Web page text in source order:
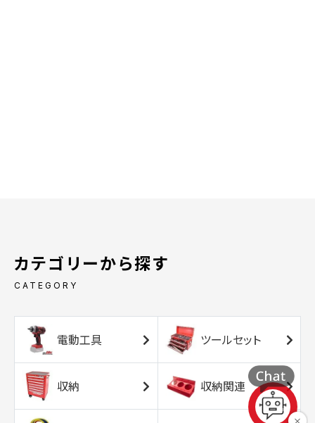
カテゴリーから探す
CATEGORY
電動工具 ツールセット
収納 収納関連